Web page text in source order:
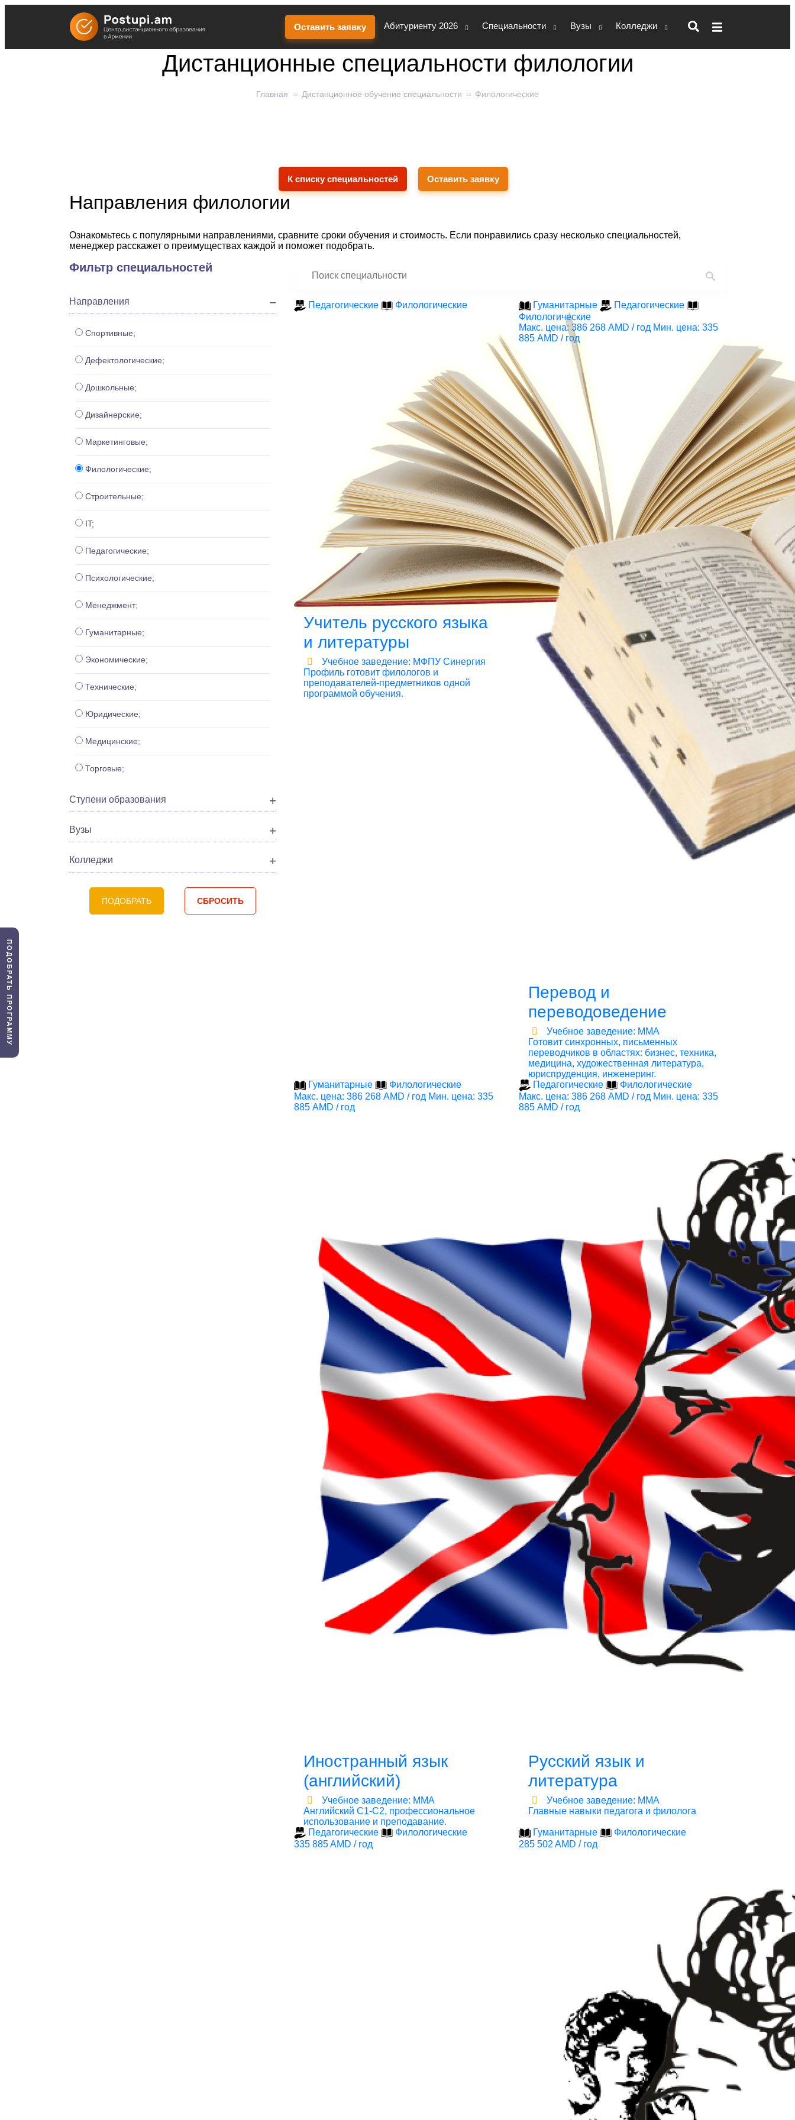
Оставить заявку Абитуриенту 2026 Специальности Вузы Колледжи
Дистанционные специальности филологии
Главная Дистанционное обучение специальности Филологические
К списку специальностей Оставить заявку
Направления филологии
Ознакомьтесь с популярными направлениями, сравните сроки обучения и стоимость. Если понравились сразу несколько специальностей,
менеджер расскажет о преимуществах каждой и поможет подобрать.
Фильтр специальностей
Направления
Спортивные;
Дефектологические;
Дошкольные;
Дизайнерские;
Маркетинговые;
Филологические;
Строительные;
IT;
Педагогические;
Психологические;
Менеджмент;
Гуманитарные;
Экономические;
Технические;
Юридические;
Медицинские;
Торговые;
Ступени образования
Вузы
Колледжи
ПОДОБРАТЬ СБРОСИТЬ
Педагогические Филологические
Учитель русского языка
и литературы
Учебное заведение: МФПУ Синергия
Профиль готовит филологов и
преподавателей-предметников одной
программой обучения.
Гуманитарные
Педагогические
Филологические
Макс. цена: 386 268 AMD / год Мин. цена: 335
885 AMD / год
Перевод и
переводоведение
Учебное заведение: ММА
Готовит синхронных, письменных
переводчиков в областях: бизнес, техника,
медицина, художественная литература,
юриспруденция, инженеринг.
Гуманитарные
Филологические
Макс. цена: 386 268 AMD / год Мин. цена: 335
885 AMD / год
Иностранный язык
(английский)
Учебное заведение: ММА
Английский C1-С2, профессиональное
использование и преподавание.
Педагогические
Филологические
Макс. цена: 386 268 AMD / год Мин. цена: 335
885 AMD / год
Русский язык и
литература
Учебное заведение: ММА
Главные навыки педагога и филолога
Педагогические
Филологические
335 885 AMD / год
Гуманитарные
Филологические
285 502 AMD / год
ПОДОБРАТЬ ПРОГРАММУ